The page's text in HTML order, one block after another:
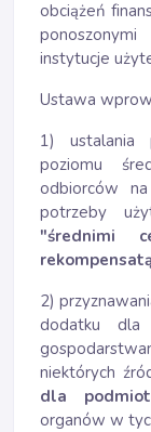
obciążeń
instytucje
Ustawa
1) ustalania
poziomu
odbiorców
potrzeby
"średnimi
2)
dodatku dla
niektórych
dla
organów w